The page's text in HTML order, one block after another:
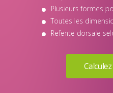
Plusieurs formes
Toutes les
Refente dorsale